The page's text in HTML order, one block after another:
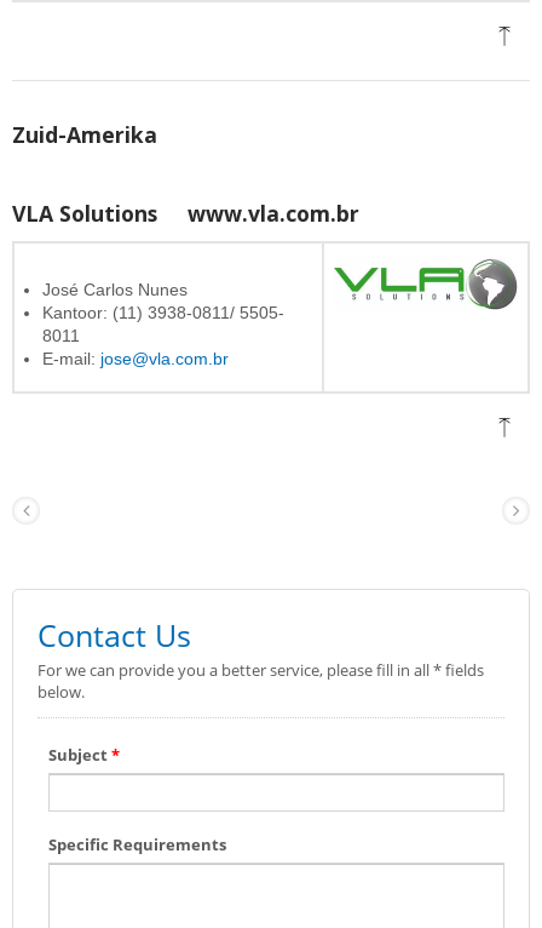
Zuid-Amerika
VLA Solutions www.vla.com.br
José Carlos Nunes
Kantoor: (11) 3938-0811/ 5505-
8011
E-mail: jose@vla.com.br